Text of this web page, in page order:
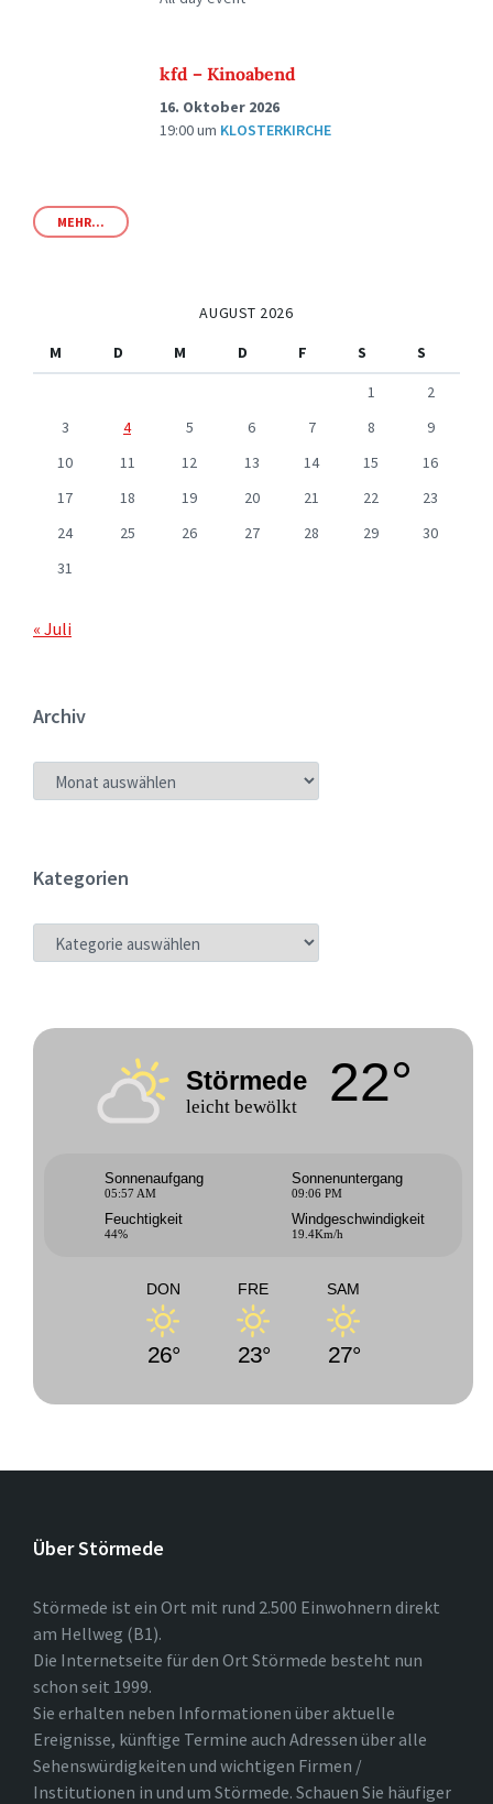
kfd – Kinoabend
16. Oktober 2026
19:00um KLOSTERKIRCHE
MEHR...
AUGUST 2026
M
D M D F S
S
1
2
3
4 5 6 7 8
9
10
11 12 13 14 15
16
17
18 19 20 21 22
23
24
25 26 27 28 29
30
31
« Juli
Archiv
ARCHIV
Kategorien
KATEGORIEN
Störmede
leicht bewölkt 22°
Sonnenaufgang
05:57 AM
Sonnenuntergang
09:06 PM
Feuchtigkeit
44%
Windgeschwindigkeit
19.4Km/h
DON
26°
FRE
23°
SAM
27°
Über Störmede
Störmede ist ein Ort mit rund 2.500 Einwohnern direkt
am Hellweg (B1).
Die Internetseite für den Ort Störmede besteht nun
schon seit 1999.
Sie erhalten neben Informationen über aktuelle
Ereignisse, künftige Termine auch Adressen über alle
Sehenswürdigkeiten und wichtigen Firmen /
Institutionen in und um Störmede. Schauen Sie häufiger